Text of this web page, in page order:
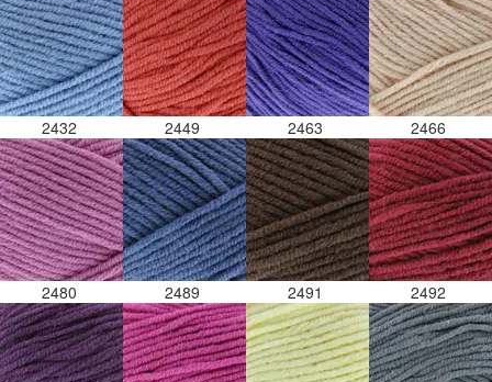
2432 2449 2463 2466
2480 2489 2491 2492